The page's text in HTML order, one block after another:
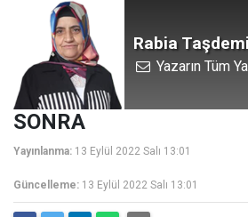
Rabia
Yazarın Tüm
SONRA
Yayınlanma: 13 Eylül 2022 Salı 13:01
Güncelleme: 13 Eylül 2022 Salı 13:01